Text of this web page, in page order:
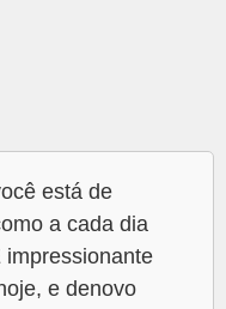
está de
a cada dia
e denovo